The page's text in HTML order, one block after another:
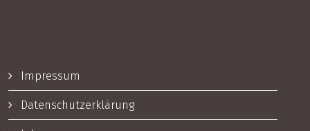
Impressum
Datenschutzerklärung